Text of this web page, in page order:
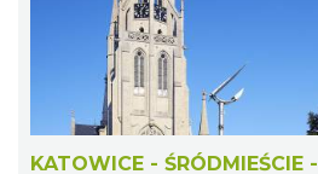
KATOWICE - ŚRÓDMIEŚCIE